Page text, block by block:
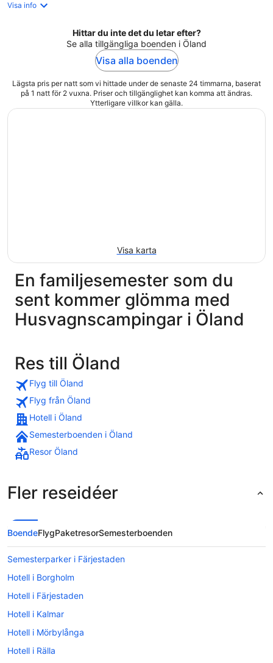
Visa info
Hittar du inte det du letar efter?
Se alla tillgängliga boenden i Öland
Visa alla boenden
Lägsta pris per natt som vi hittade under de senaste 24 timmarna, baserat
på 1 natt för 2 vuxna. Priser och tillgänglighet kan komma att ändras.
Ytterligare villkor kan gälla.
Visa karta
En familjesemester som du
sent kommer glömma med
Husvagnscampingar i Öland
Res till Öland
Flyg till Öland
Flyg från Öland
Hotell i Öland
Semesterboenden i Öland
Resor Öland
Fler reseidéer
BoendeFlygPaketresorSemesterboenden
Semesterparker i Färjestaden
Hotell i Borgholm
Hotell i Färjestaden
Hotell i Kalmar
Hotell i Mörbylånga
Hotell i Rälla